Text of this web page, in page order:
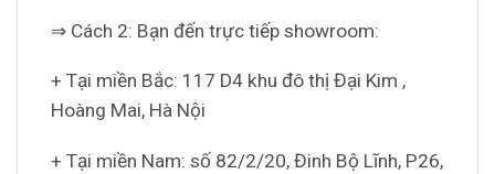
⇒ Cách 2: Bạn đến trực tiếp showroom:
+ Tại miền Bắc: 117 D4 khu đô thị Đại Kim ,
Hoàng Mai, Hà Nội
+ Tại miền Nam: số 82/2/20, Đinh Bộ Lĩnh, P26,